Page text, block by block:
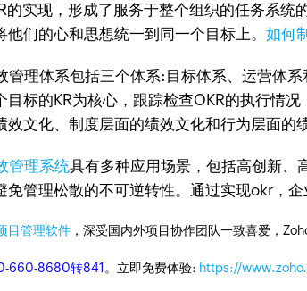
的实现，形成了服务于整个组织的任务系
他们的心和思想统一到同一个目标上。如何
理体系包括三个体系:目标体系、运营体系
目标的KR为核心，跟踪检查OKR的执行情
效文化、制度层面的绩效文化和行为层面的
管理系统具有多种应用场景，包括高创新、
免管理松散的不可逆转性。通过实现okr，
目管理软件 ，深受国内外项目协作团队一致喜爱，
660-8680转841 。立即免费体验: https://